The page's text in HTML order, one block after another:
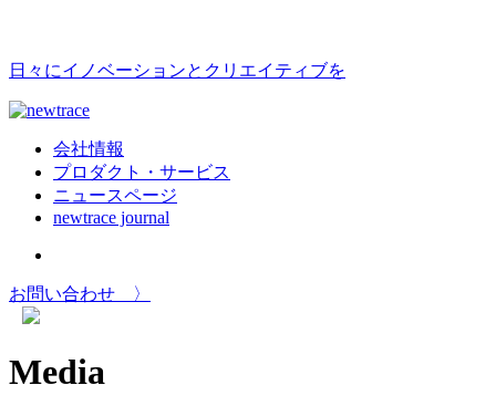
日々にイノベーションとクリエイティブを
会社情報
プロダクト・サービス
ニュースページ
newtrace journal
お問い合わせ 〉
Media